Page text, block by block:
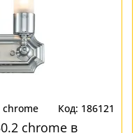
chrome 186121
chrome в